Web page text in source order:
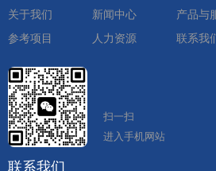
关于我们 新闻中心
产品与
参考项目
人力资源 联系我
扫一扫
进入手机网站
联系我们